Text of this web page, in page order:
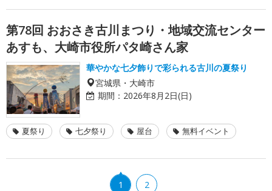
第78回 おおさき古川まつり・地域交流センター
あすも、大崎市役所パタ崎さん家
華やかな七夕飾りで彩られる古川の夏祭り
宮城県・大崎市
期間： 2026年8月2日(日)
夏祭り 七夕祭り 屋台 無料イベント
1 2